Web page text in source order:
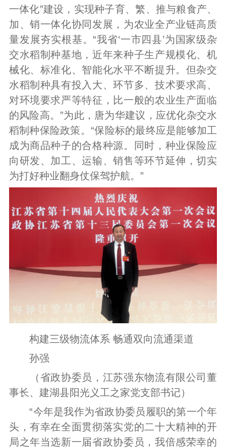
一体化”建设，实现种子育、繁、推与粮食产、
加、销一体化协同发展，为农业全产业链高质
量发展夯实根基。“我省‘一市四县’为国家级杂
交水稻制种基地，近年来种子生产规模化、机
械化、标准化、智能化水平不断提升。但杂交
水稻制种具有投入大、环节多、技术要求高、
对环境要求严等特征，比一般的农业生产面临
的风险高。”为此，唐为华建议，应优化杂交水
稻制种保险政策。“保险标的最终应是能够加工
成为商品种子的合格种源。同时，种业保险应
向研发、加工、运输、销售等环节延伸，切实
为打好种业翻身仗保驾护航。”
构建三级物流体系 畅通双向流通渠道
孙强
（省政协委员，江苏强东物流有限公司董
事长、建湖县阳光义工之家党支部书记）
“今年是我作为省政协委员履职的第一个年
头，有幸在全面贯彻落实党的二十大精神的开
局之年当选新一届省政协委员，我倍感荣幸的